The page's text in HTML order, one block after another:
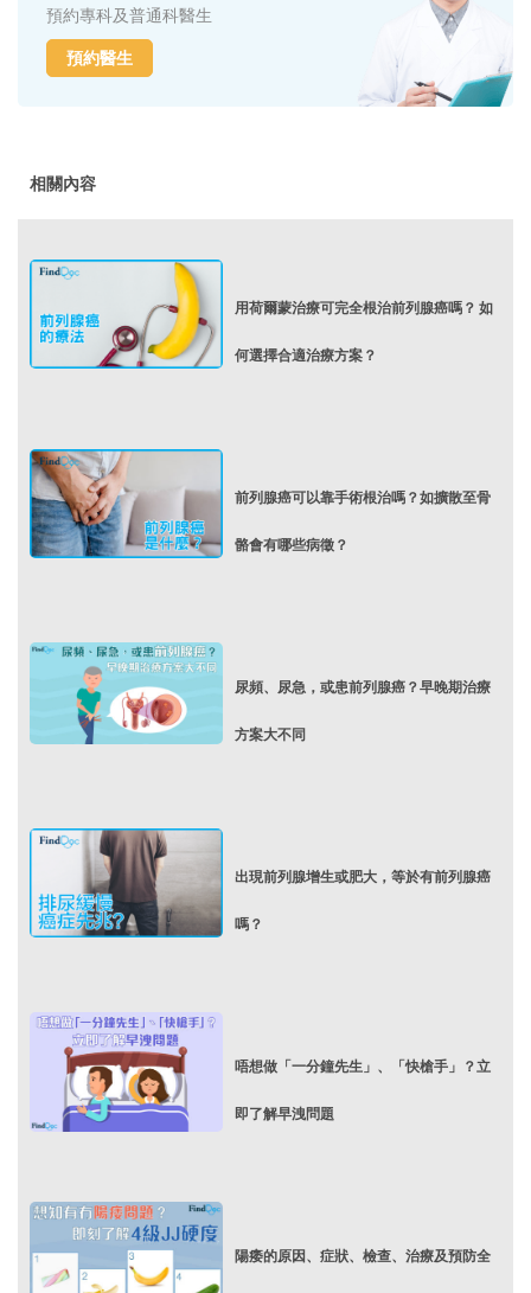
預約專科及普通科醫生
預約醫生
相關內容
用荷爾蒙治療可完全根治前列腺癌嗎？ 如
何選擇合適治療方案？
前列腺癌可以靠手術根治嗎？如擴散至骨
骼會有哪些病徵？
尿頻、尿急，或患前列腺癌？早晚期治療
方案大不同
出現前列腺增生或肥大，等於有前列腺癌
嗎？
唔想做「一分鐘先生」、「快槍手」？立
即了解早洩問題
陽痿的原因、症狀、檢查、治療及預防全